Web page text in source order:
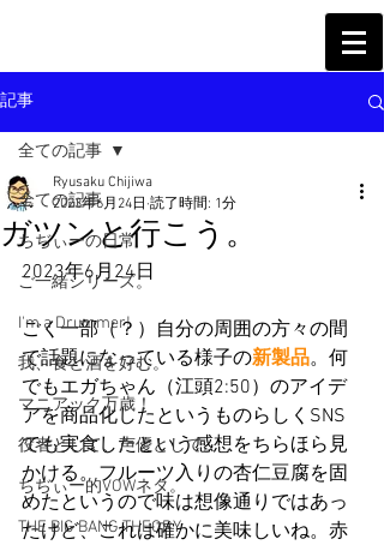
記事
全ての記事
ちぢぃーの日常
ご一緒シリーズ。
I'm a Drummer!
我、食と酒を好む。
マニアック万歳！
役者として、声優として。
ちぢぃー的VOWネタ。
THE BIG BANG THEORY
全ての記事
ガツンと行こう。
Ryusaku Chijiwa
2023年6月24日 読了時間: 1分
2023年6月24日
ごく一部（？）自分の周囲の方々の間
で話題になっている様子の新製品。何
でもエガちゃん（江頭2:50）のアイデ
アを商品化したというものらしくSNS
でも実食したという感想をちらほら見
かける。フルーツ入りの杏仁豆腐を固
めたというので味は想像通りではあっ
たけど、これは確かに美味しいね。赤